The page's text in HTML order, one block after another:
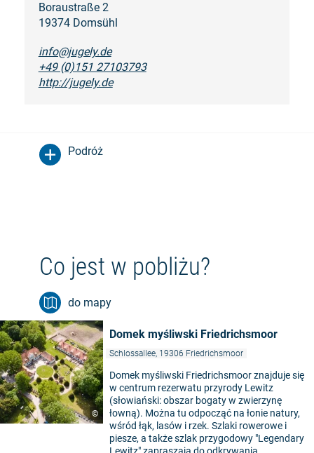
Boraustraße 2
19374 Domsühl
info@jugely.de
+49 (0)151 27103793
http://jugely.de
Podróż
Co jest w pobliżu?
do mapy
©
Domek myśliwski Friedrichsmoor
Schlossallee, 19306 Friedrichsmoor
Domek myśliwski Friedrichsmoor znajduje się
w centrum rezerwatu przyrody Lewitz
(słowiański: obszar bogaty w zwierzynę
łowną). Można tu odpocząć na łonie natury,
wśród łąk, lasów i rzek. Szlaki rowerowe i
piesze, a także szlak przygodowy "Legendary